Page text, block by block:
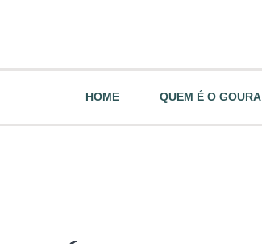
HOME QUEM É O GOURA